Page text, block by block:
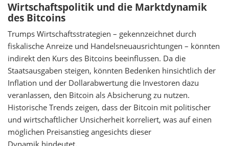
Wirtschaftspolitik und die Marktdynamik
des Bitcoins
Trumps Wirtschaftsstrategien – gekennzeichnet durch
fiskalische Anreize und Handelsneuausrichtungen – könnten
indirekt den Kurs des Bitcoins beeinflussen. Da die
Staatsausgaben steigen, könnten Bedenken hinsichtlich der
Inflation und der Dollarabwertung die Investoren dazu
veranlassen, den Bitcoin als Absicherung zu nutzen.
Historische Trends zeigen, dass der Bitcoin mit politischer
und wirtschaftlicher Unsicherheit korreliert, was auf einen
möglichen Preisanstieg angesichts dieser
Dynamik hindeutet.